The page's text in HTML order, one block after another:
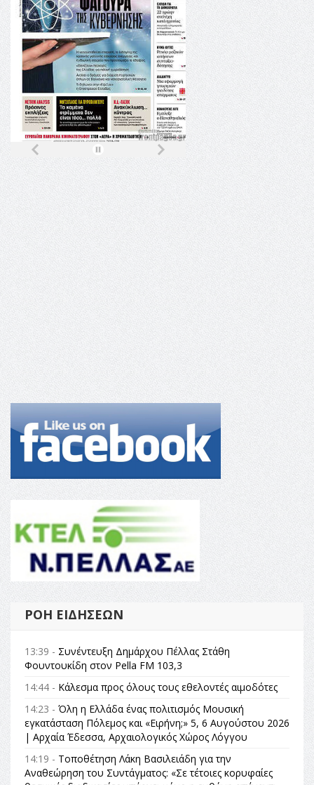
ΡΟΉ ΕΙΔΉΣΕΩΝ
13:39 - Συνέντευξη Δημάρχου Πέλλας Στάθη
Φουντουκίδη στον Pella FM 103,3
14:44 - Κάλεσμα προς όλους τους εθελοντές αιμοδότες
14:23 - Όλη η Ελλάδα ένας πολιτισμός Μουσική
εγκατάσταση Πόλεμος και «Ειρήνη;» 5, 6 Αυγούστου 2026
| Αρχαία Έδεσσα, Αρχαιολογικός Χώρος Λόγγου
14:19 - Τοποθέτηση Λάκη Βασιλειάδη για την
Αναθεώρηση του Συντάγματος: «Σε τέτοιες κορυφαίες